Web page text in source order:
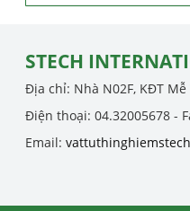
STECH
Địa chỉ: Nhà N02F, KĐT
Điện thoại: 04.32005678 -
Email: